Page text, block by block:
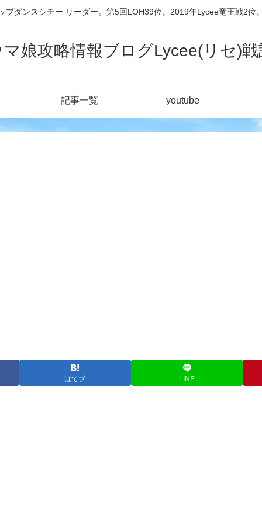
ダンスシチー リーダー。第5回LOH39位。2019年Lycee竜王戦2位
マ娘攻略情報ブログLycee(リセ)戦
記事一覧 youtube
はてブ LINE